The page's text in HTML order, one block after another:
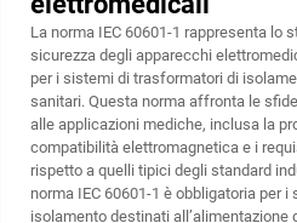
La norma IEC 60601-1 rappresenta lo
sicurezza degli apparecchi
per i sistemi di trasformatori di
sanitari. Questa norma affronta le
alle applicazioni mediche, inclusa la
compatibilità elettromagnetica e i
rispetto a quelli tipici degli standard
norma IEC 60601-1 è obbligatoria per
isolamento destinati all’alimentazione